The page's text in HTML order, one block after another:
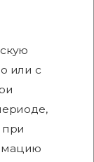
или с
при